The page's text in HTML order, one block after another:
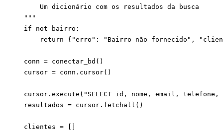
        Um dicionário com os resultados da busca
    """
    if not bairro:
return {"erro": "Bairro não fornecido",
    conn = conectar_bd()
    cursor = conn.cursor()
cursor.execute("SELECT id, nome, email,
    resultados = cursor.fetchall()
    clientes = []